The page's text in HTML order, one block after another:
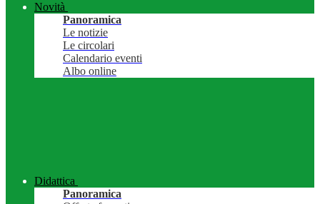
Novità
Panoramica
Le notizie
Le circolari
Calendario eventi
Albo online
Didattica
Panoramica